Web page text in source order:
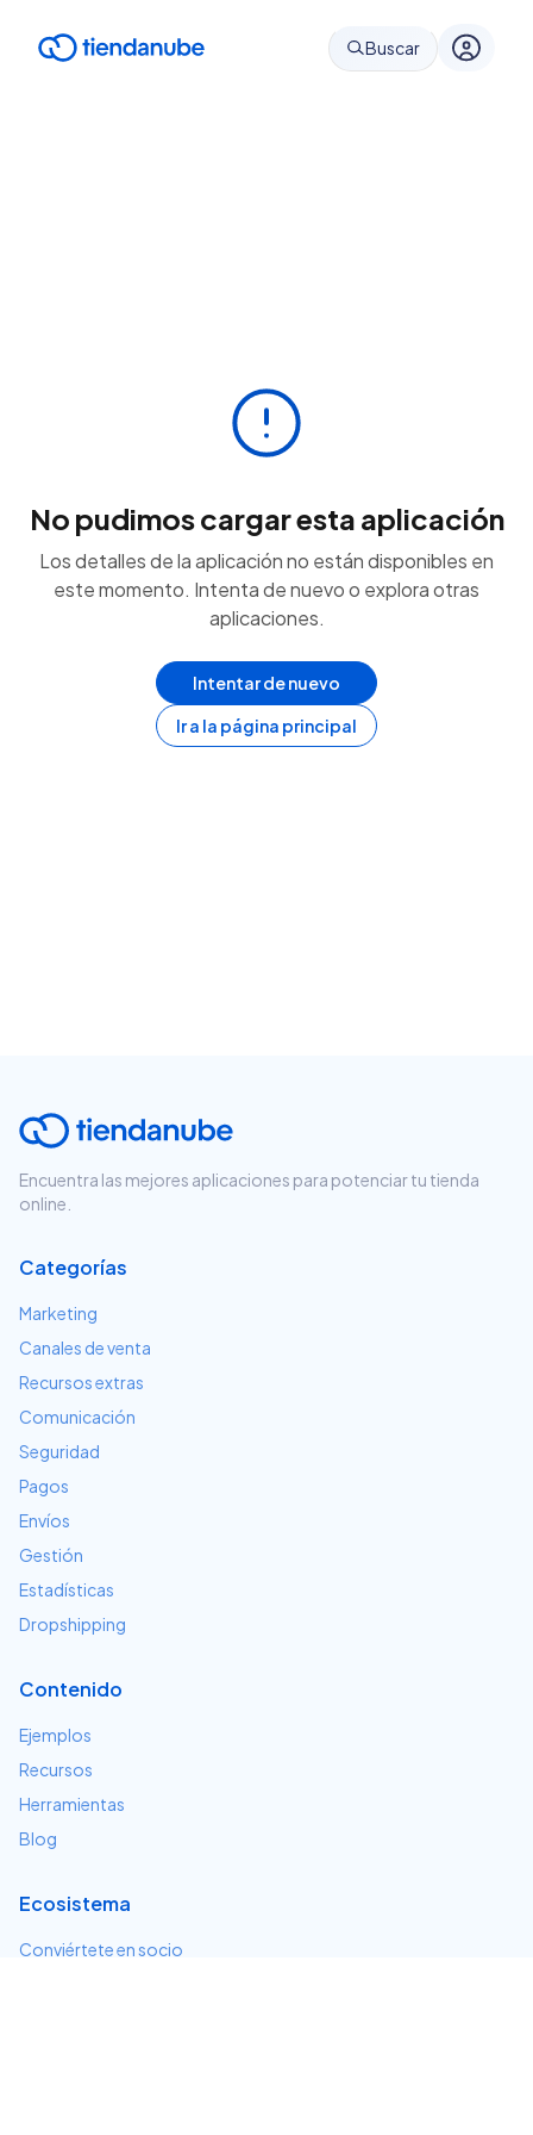
Buscar
No pudimos cargar esta aplicación
Los detalles de la aplicación no están disponibles en
este momento. Intenta de nuevo o explora otras
aplicaciones.
Intentar de nuevo
Ir a la página principal
Encuentra las mejores aplicaciones para potenciar tu tienda
online.
Categorías
Marketing
Canales de venta
Recursos extras
Comunicación
Seguridad
Pagos
Envíos
Gestión
Estadísticas
Dropshipping
Contenido
Ejemplos
Recursos
Herramientas
Blog
Ecosistema
Conviértete en socio